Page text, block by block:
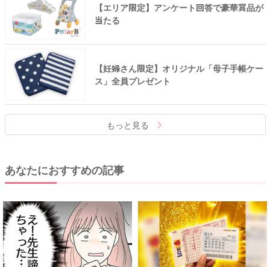
【エリア限定】アンケート回答で豪華賞品が
当たる
【妊婦さん限定】オリジナル「母子手帳ケー
ス」全員プレゼント
もっと見る
あなたにおすすめの記事